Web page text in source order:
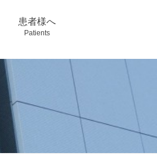
患者様へ
Patients